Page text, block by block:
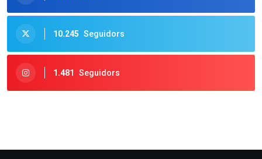
10.245 Seguidors
1.481 Seguidors